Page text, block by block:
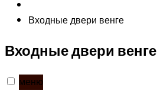
Входные двери венге
Входные двери венге
меню